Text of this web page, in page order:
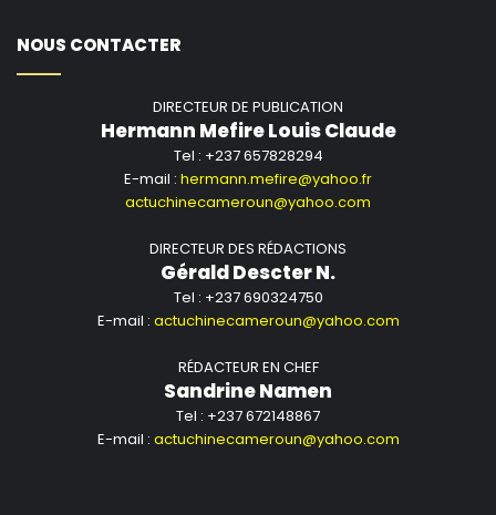
NOUS CONTACTER
DIRECTEUR DE PUBLICATION
Hermann Mefire Louis Claude
Tel : +237 657828294
E-mail : hermann.mefire@yahoo.fr
actuchinecameroun@yahoo.com
DIRECTEUR DES RÉDACTIONS
Gérald Descter N.
Tel : +237 690324750
E-mail : actuchinecameroun@yahoo.com
RÉDACTEUR EN CHEF
Sandrine Namen
Tel : +237 672148867
E-mail : actuchinecameroun@yahoo.com